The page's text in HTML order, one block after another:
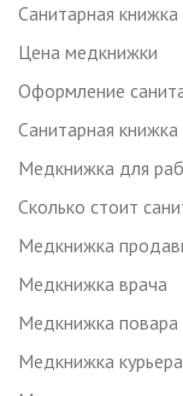
Санитарная
Цена медкнижки
Оформление
Санитарная
Медкнижка для
Сколько стоит
Медкнижка
Медкнижка врача
Медкнижка повара
Медкнижка курьера